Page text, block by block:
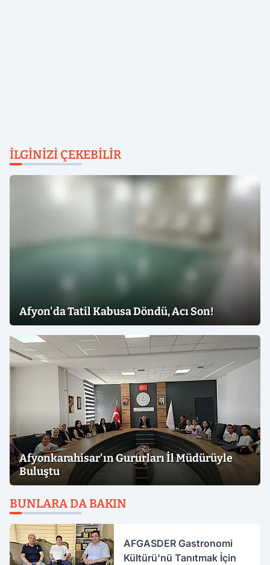
İLGINIZI ÇEKEBILIR
Afyon'da Tatil Kabusa Döndü, Acı Son!
Afyonkarahisar'ın Gururları İl Müdürüyle
Buluştu
BUNLARA DA BAKIN
AFGASDER Gastronomi
Kültürü'nü Tanıtmak İçin